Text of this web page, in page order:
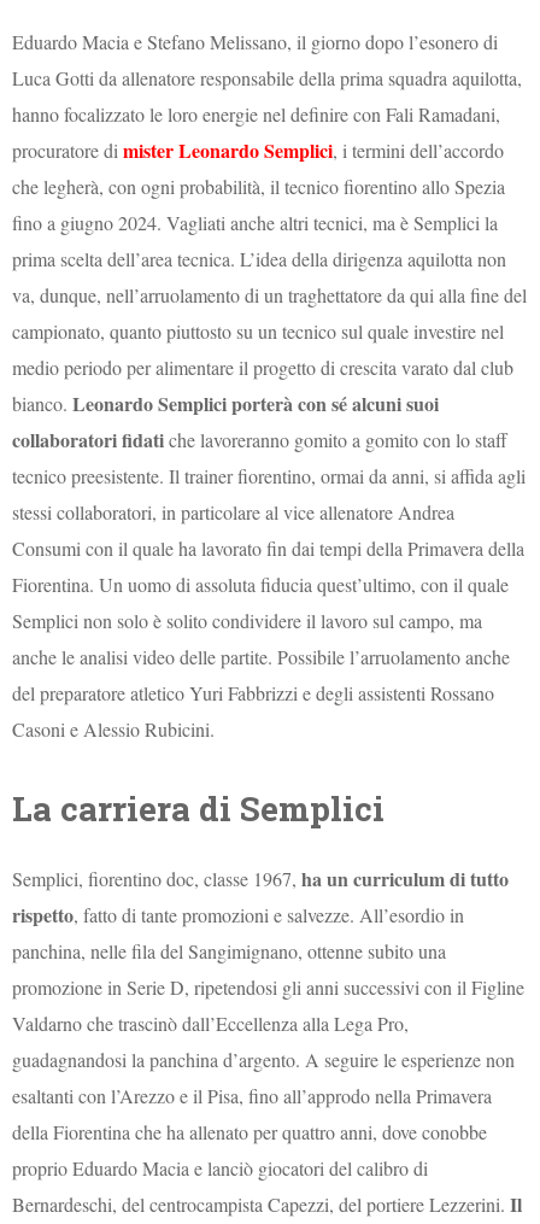
Eduardo Macia e Stefano Melissano, il giorno dopo l’esonero di
Luca Gotti da allenatore responsabile della prima squadra aquilotta,
hanno focalizzato le loro energie nel definire con Fali Ramadani,
procuratore dimister Leonardo Semplici, i termini dell’accordo
che legherà, con ogni probabilità, il tecnico fiorentino allo Spezia
fino a giugno 2024. Vagliati anche altri tecnici, ma è Semplici la
prima scelta dell’area tecnica. L’idea della dirigenza aquilotta non
va, dunque, nell’arruolamento di un traghettatore da qui alla fine del
campionato, quanto piuttosto su un tecnico sul quale investire nel
medio periodo per alimentare il progetto di crescita varato dal club
bianco.Leonardo Semplici porterà con sé alcuni suoi
collaboratori fidatiche lavoreranno gomito a gomito con lo staff
tecnico preesistente. Il trainer fiorentino, ormai da anni, si affida agli
stessi collaboratori, in particolare al vice allenatore Andrea
Consumi con il quale ha lavorato fin dai tempi della Primavera della
Fiorentina. Un uomo di assoluta fiducia quest’ultimo, con il quale
Semplici non solo è solito condividere il lavoro sul campo, ma
anche le analisi video delle partite. Possibile l’arruolamento anche
del preparatore atletico Yuri Fabbrizzi e degli assistenti Rossano
Casoni e Alessio Rubicini.
La carriera di Semplici
Semplici, fiorentino doc, classe 1967,ha un curriculum di tutto
rispetto, fatto di tante promozioni e salvezze. All’esordio in
panchina, nelle fila del Sangimignano, ottenne subito una
promozione in Serie D, ripetendosi gli anni successivi con il Figline
Valdarno che trascinò dall’Eccellenza alla Lega Pro,
guadagnandosi la panchina d’argento. A seguire le esperienze non
esaltanti con l’Arezzo e il Pisa, fino all’approdo nella Primavera
della Fiorentina che ha allenato per quattro anni, dove conobbe
proprio Eduardo Macia e lanciò giocatori del calibro di
Bernardeschi, del centrocampista Capezzi, del portiere Lezzerini. Il